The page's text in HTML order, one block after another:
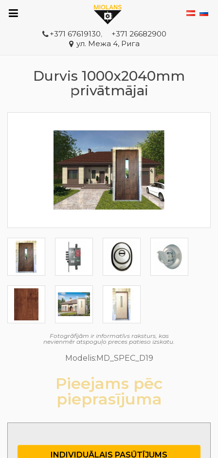
+371 67619130,
+371 26682900
ул. Межа 4, Рига
Durvis 1000x2040mm
privātmājai
Fotogrāfijām ir informatīvs raksturs, kas
nevienmēr atspoguļo preces patieso izskatu.
Modelis:MD_SPEC_D19
Pieejams pēc
pieprasījuma
INDIVIDUĀLAIS PASŪTĪJUMS